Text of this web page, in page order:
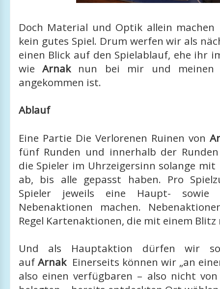
Doch Material und Optik allein
kein gutes Spiel. Drum werfen wir als
einen Blick auf den Spielablauf, ehe ihr
wieArnaknun bei mir und meinen
angekommen ist.
Ablauf
Eine Partie Die Verlorenen Ruinen von
fünf Runden und innerhalb der
die Spieler im Uhrzeigersinn solange
ab, bis alle gepasst haben. Pro
Spieler jeweils eine Haupt- sowie
Nebenaktionen machen.
Regel Kartenaktionen, die mit einem
Und als Hauptaktion dürfen wir
auf ArnakEinerseits können wir „an
also einen verfügbaren – also nicht von